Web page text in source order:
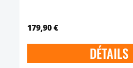
179,90 €
DÉTAILS